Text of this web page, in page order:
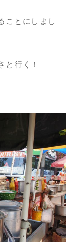
ことにしまし
と行く！